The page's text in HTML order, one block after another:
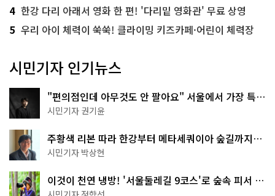
4 한강 다리 아래서 영화 한 편! '다리밑 영화관' 무료 상영
5 우리 아이 체력이 쑥쑥! 클라이밍 키즈카페·어린이 체력장
시민기자 인기뉴스
"편의점인데 아무것도 안 팔아요" 서울에서 가장 특별
한 편의점의 정체
시민기자 권기윤
주황색 리본 따라 한강부터 메타세쿼이아 숲길까지…
서울둘레길 15코스
시민기자 박상현
이것이 천연 냉방! '서울둘레길 9코스'로 숲속 피서 떠
나볼까